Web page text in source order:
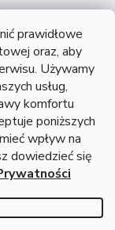
prawidłowe
oraz, aby
Używamy
usług,
komfortu
poniższych
wpływ na
dowiedzieć się